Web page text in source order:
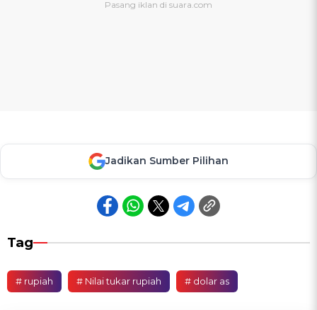
Jadikan Sumber Pilihan
Tag
# rupiah # Nilai tukar rupiah # dolar as